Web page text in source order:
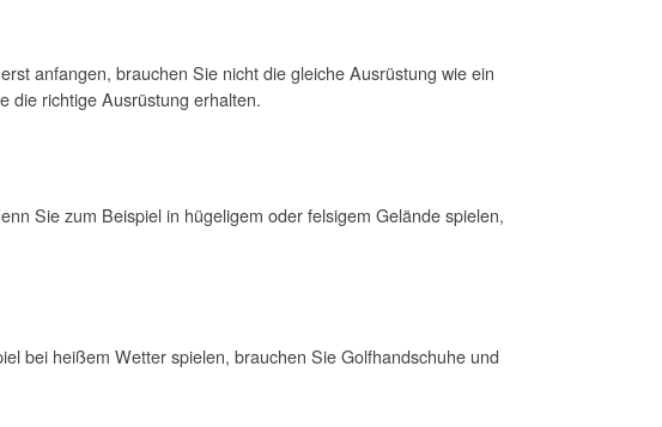
anfangen, brauchen Sie nicht die gleiche Ausrüstung wie ein
die richtige Ausrüstung erhalten.
Sie zum Beispiel in hügeligem oder felsigem Gelände spielen,
bei heißem Wetter spielen, brauchen Sie Golfhandschuhe und